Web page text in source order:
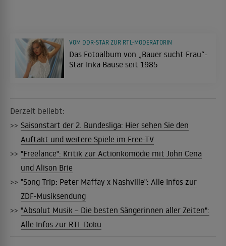
Das Fotoalbum von „Bauer sucht Frau“-
Star Inka Bause seit 1985
VOM DDR-STAR ZUR RTL-MODERATORIN
Derzeit beliebt:
>> Saisonstart der 2. Bundesliga: Hier sehen Sie den
Auftakt und weitere Spiele im Free-TV
>> "Freelance": Kritik zur Actionkomödie mit John Cena
und Alison Brie
>> "Song Trip: Peter Maffay x Nashville": Alle Infos zur
ZDF-Musiksendung
>> "Absolut Musik – Die besten Sängerinnen aller Zeiten":
Alle Infos zur RTL-Doku